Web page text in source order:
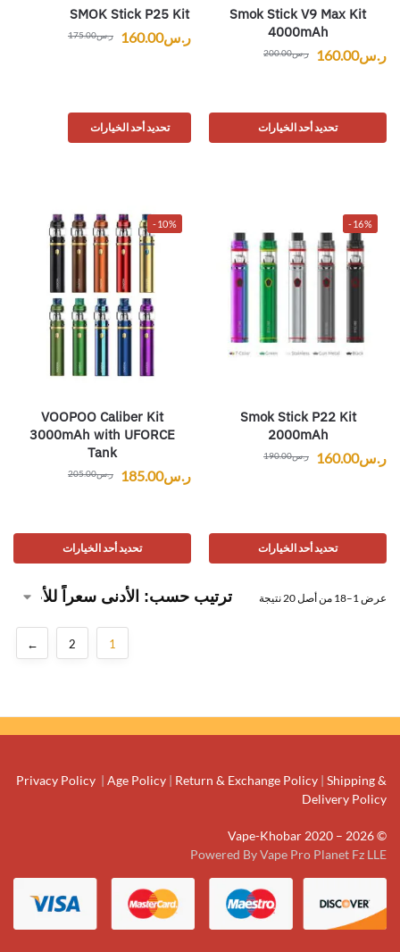
Smok Stick V9 Max Kit
4000mAh
ر.س200.00 ر.س160.00
تحديد أحد الخيارات
SMOK Stick P25 Kit
ر.س175.00 ر.س160.00
تحديد أحد الخيارات
-16%
Smok Stick P22 Kit
2000mAh
ر.س190.00 ر.س160.00
تحديد أحد الخيارات
-10%
VOOPOO Caliber Kit
3000mAh with UFORCE
Tank
ر.س205.00 ر.س185.00
تحديد أحد الخيارات
عرض 1–18 من أصل 20 نتيجة
1
2
←
Privacy Policy | Age Policy | Return & Exchange Policy | Shipping &
Delivery Policy
© Vape-Khobar 2020 – 2026
Powered By Vape Pro Planet Fz LLE